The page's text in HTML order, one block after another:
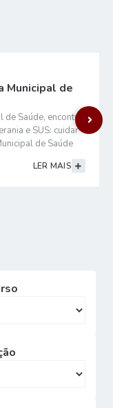
Municipal de
Saúde, encontro
e SUS: cuidar
de Saúde
a Prefeitura, por
Municipal de
LER MAIS